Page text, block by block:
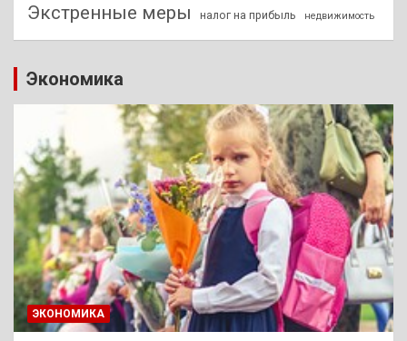
Экстренные меры налог на прибыль недвижимость
Экономика
ЭКОНОМИКА